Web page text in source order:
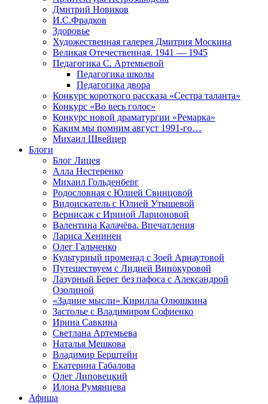
Дмитрий Новиков
И.С.Фрадков
Здоровье
Художественная галерея Дмитрия Москина
Великая Отечественная. 1941 — 1945
Педагогика С. Артемьевой
Педагогика школы
Педагогика двора
Конкурс короткого рассказа «Сестра таланта»
Конкурс «Во весь голос»
Конкурс новой драматургии «Ремарка»
Каким мы помним август 1991-го…
Михаил Швейцер
Блоги
Блог Лицея
Алла Нестеренко
Михаил Гольденберг
Родословная с Юлией Свинцовой
Видоискатель с Юлией Утышевой
Вернисаж с Ириной Ларионовой
Валентина Калачёва. Впечатления
Лариса Хенинен
Олег Гальченко
Культурный променад с Зоей Арнаутовой
Путешествуем с Лидией Винокуровой
Лазурный Берег без пафоса с Александрой
Озолиной
«Задние мысли» Кирилла Олюшкина
Застолье с Владимиром Софиенко
Ирина Савкина
Светлана Артемьева
Наталья Мешкова
Владимир Берштейн
Екатерина Габалова
Олег Липовецкий
Илона Румянцева
Афиша